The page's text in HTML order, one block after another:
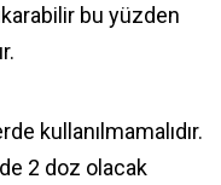
bu yüzden
kullanılmamalıdır.
2 doz olacak